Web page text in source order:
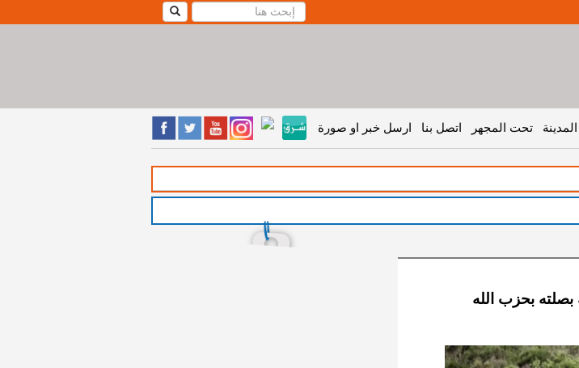
تحت المجهر اتصل بنا ارسل خبر او صورة
بحزب الله